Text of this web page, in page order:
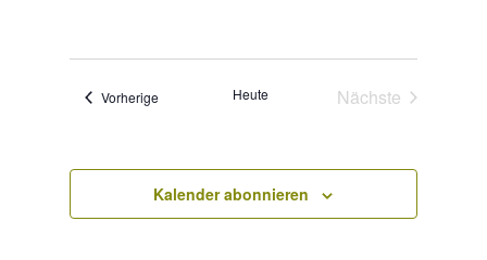
Vorherige Veranstaltungen
Heute
Nächste
Kalender abonnieren